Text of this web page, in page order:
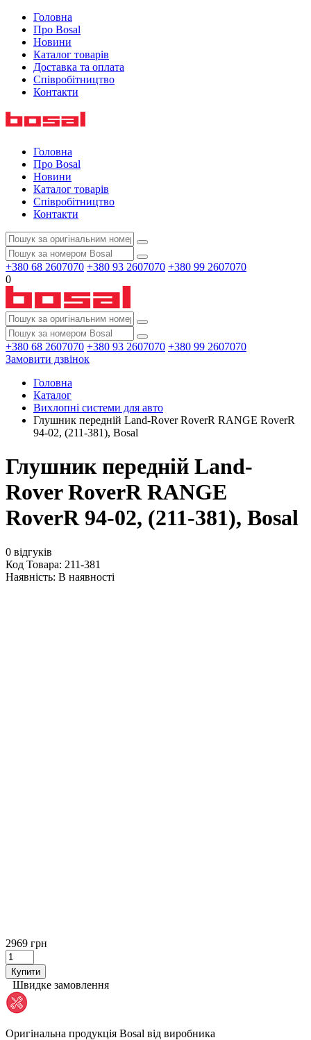
Головна
Про Bosal
Новини
Каталог товарів
Доставка та оплата
Співробітництво
Контакти
Головна
Про Bosal
Новини
Каталог товарів
Співробітництво
Контакти
+380 68 2607070 +380 93 2607070 +380 99 2607070
0
+380 68 2607070 +380 93 2607070 +380 99 2607070
Замовити дзвінок
Головна
Каталог
Вихлопні системи для авто
Глушник передній Land-Rover RoverR RANGE RoverR
94-02, (211-381), Bosal
Глушник передній Land-
Rover RoverR RANGE
RoverR 94-02, (211-381), Bosal
0 відгуків
Код Товара: 211-381
Наявність: В наявності
2969 грн
Купити
Швидке замовлення
Оригінальна продукція Bosal від виробника